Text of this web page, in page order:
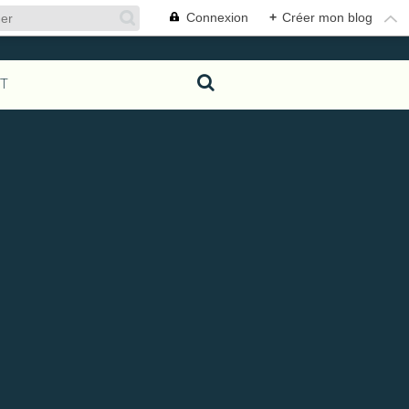
Connexion + Créer mon blog